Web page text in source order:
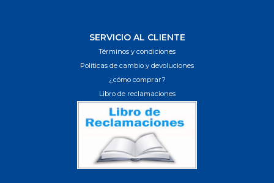
SERVICIO AL CLIENTE
Términos y condiciones
Políticas de cambio y devoluciones
¿cómo comprar?
Libro de reclamaciones